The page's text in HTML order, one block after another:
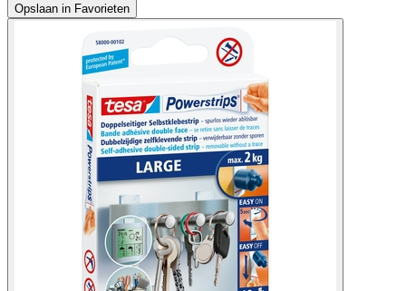
Opslaan in Favorieten